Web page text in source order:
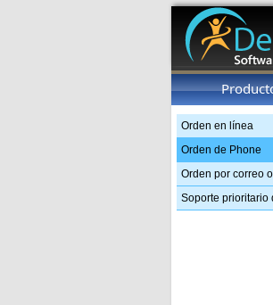
Orden en línea
Orden de Phone
Orden por correo
Soporte prioritario